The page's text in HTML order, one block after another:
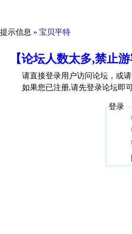
提示信息 » 宝贝平特
【论坛人数太多,禁止
请直接登录用户访问论坛，或请
如果您已注册,请先登录论坛即
登录